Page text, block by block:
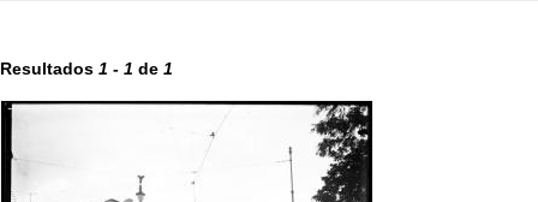
Resultados 1 - 1 de 1